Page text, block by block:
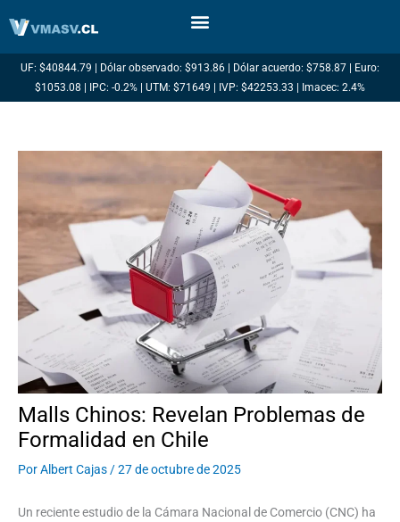
UF: $40844.79 | Dólar observado: $913.86 | Dólar acuerdo: $758.87 | Euro:
$1053.08 | IPC: -0.2% | UTM: $71649 | IVP: $42253.33 | Imacec: 2.4%
Malls Chinos: Revelan Problemas de
Formalidad en Chile
PorAlbert Cajas /27 de octubre de 2025
Un reciente estudio de la Cámara Nacional de Comercio (CNC) ha